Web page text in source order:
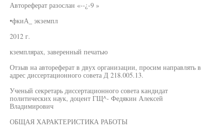
Автореферат разослан «--¿-9 »
•фкиА_ экземпл
2012 г.
кземплярах, заверенный печатью
Отзыв на автореферат в двух организации, просим направлять в
адрес диссертационного совета Д 218.005.13.
Ученый секретарь диссертационного совета кандидат
политических наук, доцент ГЩ^- Федякин Алексей
Владимирович
ОБЩАЯ ХАРАКТЕРИСТИКА РАБОТЫ